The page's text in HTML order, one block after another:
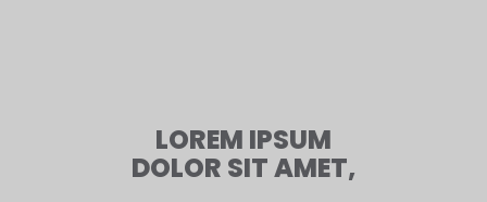
LOREM IPSUM
DOLOR SIT AMET,